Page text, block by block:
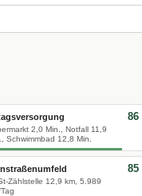
2,0 Min., Notfall 11,9
Schwimmbad 12,8 Min.
86
Zählstelle 12,9 km, 5.989
85